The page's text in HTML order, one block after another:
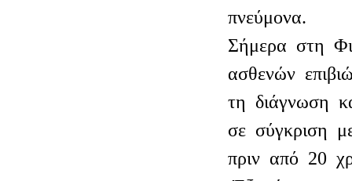
πνεύμονα.
Σήμερα στη
ασθενών
τη διάγνωση
σε σύγκριση
πριν από 20